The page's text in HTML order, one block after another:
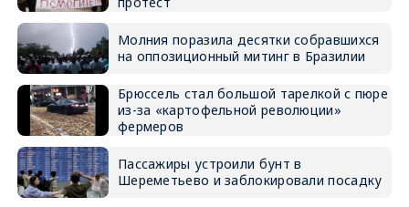
Молния поразила десятки собравшихся
на оппозиционный митинг в Бразилии
Брюссель стал большой тарелкой с пюре
из-за «картофельной революции»
фермеров
Пассажиры устроили бунт в
Шереметьево и заблокировали посадку